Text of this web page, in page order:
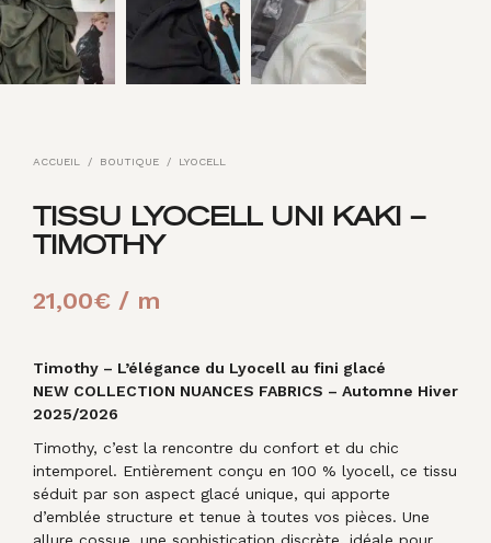
ACCUEIL / BOUTIQUE / LYOCELL
TISSU LYOCELL UNI KAKI –
TIMOTHY
21,00€ / m
Timothy – L’élégance du Lyocell au fini glacé
NEW COLLECTION NUANCES FABRICS – Automne Hiver
2025/2026
Timothy, c’est la rencontre du confort et du chic
intemporel. Entièrement conçu en 100 % lyocell, ce tissu
séduit par son aspect glacé unique, qui apporte
d’emblée structure et tenue à toutes vos pièces. Une